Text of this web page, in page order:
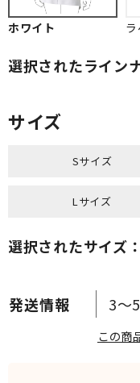
3～
ホワイト
選択されたライン
サイズ
Sサイズ
Lサイズ
選択されたサイズ
この商